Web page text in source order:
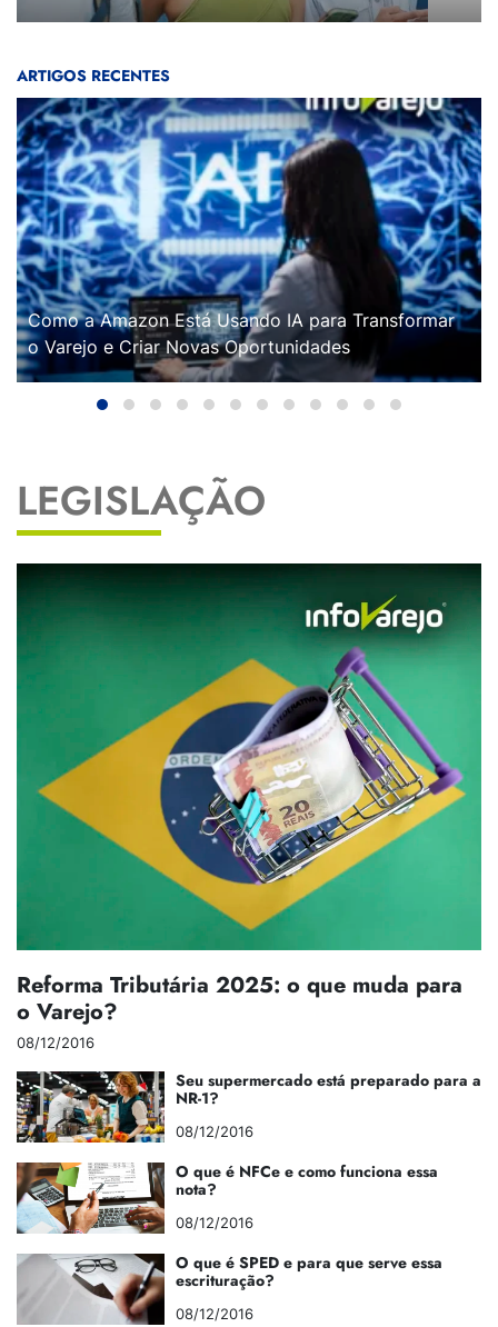
ARTIGOS RECENTES
Como a Amazon Está Usando IA para Transformar
o Varejo e Criar Novas Oportunidades
LEGISLAÇÃO
Reforma Tributária 2025: o que muda para
o Varejo?
08/12/2016
Seu supermercado está preparado para a
NR-1?
08/12/2016
O que é NFCe e como funciona essa
nota?
08/12/2016
O que é SPED e para que serve essa
escrituração?
08/12/2016